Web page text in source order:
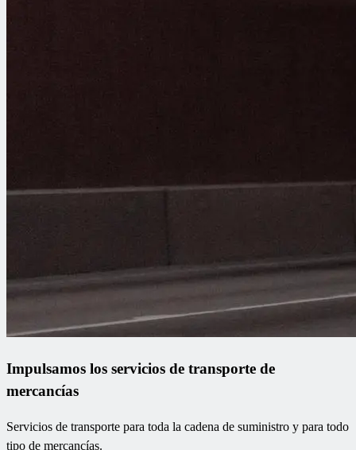
Impulsamos los servicios de transporte de
mercancías
Servicios de transporte para toda la cadena de suministro y para todo
tipo de mercancías.